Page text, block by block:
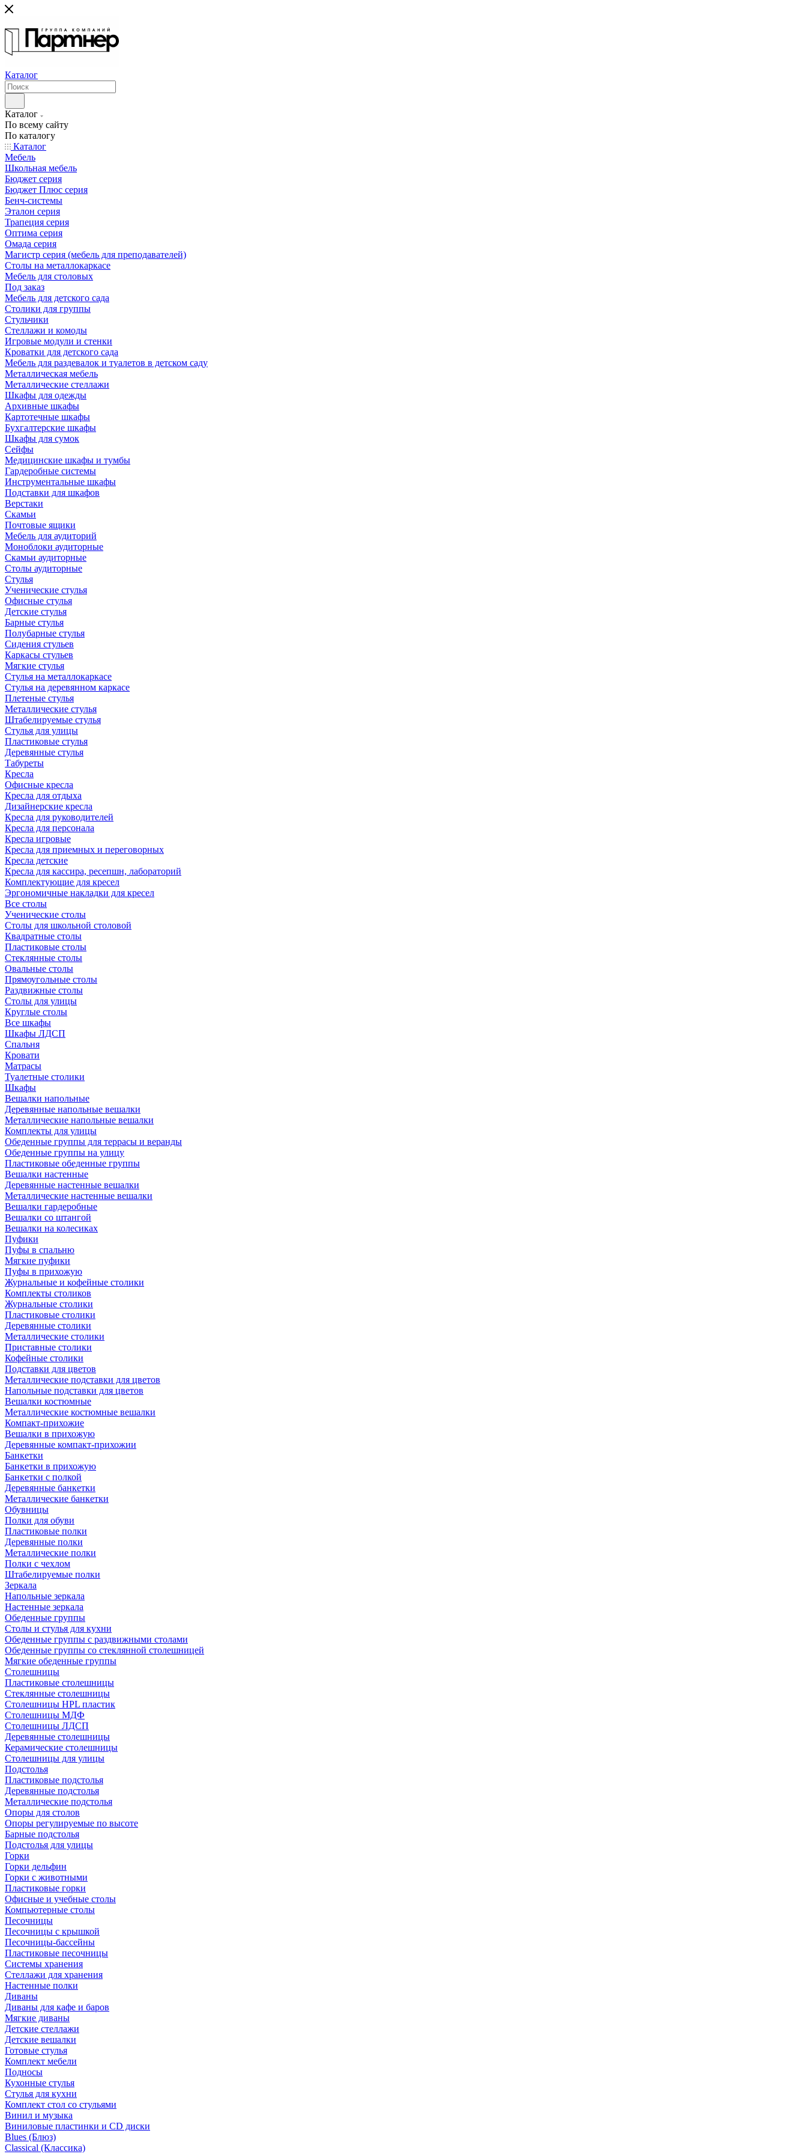
Каталог
Каталог
По всему сайту
По каталогу
Каталог
Мебель
Школьная мебель
Бюджет серия
Бюджет Плюс серия
Бенч-системы
Эталон серия
Трапеция серия
Оптима серия
Омада серия
Магистр серия (мебель для преподавателей)
Столы на металлокаркасе
Мебель для столовых
Под заказ
Мебель для детского сада
Столики для группы
Стульчики
Стеллажи и комоды
Игровые модули и стенки
Кроватки для детского сада
Мебель для раздевалок и туалетов в детском саду
Металлическая мебель
Металлические стеллажи
Шкафы для одежды
Архивные шкафы
Картотечные шкафы
Бухгалтерские шкафы
Шкафы для сумок
Сейфы
Медицинские шкафы и тумбы
Гардеробные системы
Инструментальные шкафы
Подставки для шкафов
Верстаки
Скамьи
Почтовые ящики
Мебель для аудиторий
Моноблоки аудиторные
Скамьи аудиторные
Столы аудиторные
Стулья
Ученические стулья
Офисные стулья
Детские стулья
Барные стулья
Полубарные стулья
Сидения стульев
Каркасы стульев
Мягкие стулья
Стулья на металлокаркасе
Стулья на деревянном каркасе
Плетеные стулья
Металлические стулья
Штабелируемые стулья
Стулья для улицы
Пластиковые стулья
Деревянные стулья
Табуреты
Кресла
Офисные кресла
Кресла для отдыха
Дизайнерские кресла
Кресла для руководителей
Кресла для персонала
Кресла игровые
Кресла для приемных и переговорных
Кресла детские
Кресла для кассира, ресепшн, лабораторий
Комплектующие для кресел
Эргономичные накладки для кресел
Все столы
Ученические столы
Столы для школьной столовой
Квадратные столы
Пластиковые столы
Стеклянные столы
Овальные столы
Прямоугольные столы
Раздвижные столы
Столы для улицы
Круглые столы
Все шкафы
Шкафы ЛДСП
Спальня
Кровати
Матрасы
Туалетные столики
Шкафы
Вешалки напольные
Деревянные напольные вешалки
Металлические напольные вешалки
Комплекты для улицы
Обеденные группы для террасы и веранды
Обеденные группы на улицу
Пластиковые обеденные группы
Вешалки настенные
Деревянные настенные вешалки
Металлические настенные вешалки
Вешалки гардеробные
Вешалки со штангой
Вешалки на колесиках
Пуфики
Пуфы в спальню
Мягкие пуфики
Пуфы в прихожую
Журнальные и кофейные столики
Комплекты столиков
Журнальные столики
Пластиковые столики
Деревянные столики
Металлические столики
Приставные столики
Кофейные столики
Подставки для цветов
Металлические подставки для цветов
Напольные подставки для цветов
Вешалки костюмные
Металлические костюмные вешалки
Компакт-прихожие
Вешалки в прихожую
Деревянные компакт-прихожии
Банкетки
Банкетки в прихожую
Банкетки с полкой
Деревянные банкетки
Металлические банкетки
Обувницы
Полки для обуви
Пластиковые полки
Деревянные полки
Металлические полки
Полки с чехлом
Штабелируемые полки
Зеркала
Напольные зеркала
Настенные зеркала
Обеденные группы
Столы и стулья для кухни
Обеденные группы с раздвижными столами
Обеденные группы со стеклянной столешницей
Мягкие обеденные группы
Столешницы
Пластиковые столешницы
Стеклянные столешницы
Столешницы HPL пластик
Столешницы МДФ
Столешницы ЛДСП
Деревянные столешницы
Керамические столешницы
Столешницы для улицы
Подстолья
Пластиковые подстолья
Деревянные подстолья
Металлические подстолья
Опоры для столов
Опоры регулируемые по высоте
Барные подстолья
Подстолья для улицы
Горки
Горки дельфин
Горки с животными
Пластиковые горки
Офисные и учебные столы
Компьютерные столы
Песочницы
Песочницы с крышкой
Песочницы-бассейны
Пластиковые песочницы
Системы хранения
Стеллажи для хранения
Настенные полки
Диваны
Диваны для кафе и баров
Мягкие диваны
Детские стеллажи
Детские вешалки
Готовые стулья
Комплект мебели
Подносы
Кухонные стулья
Стулья для кухни
Комплект стол со стульями
Винил и музыка
Виниловые пластинки и CD диски
Blues (Блюз)
Classical (Классика)